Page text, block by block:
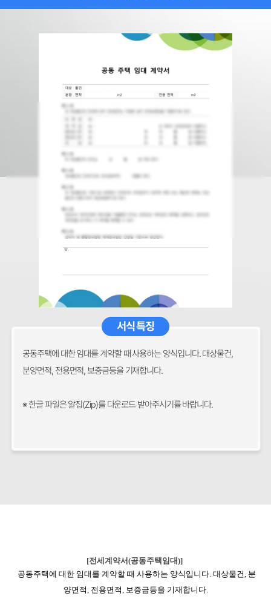
서식 특징
공동주택에 대한 임대를 계약할 때 사용하는 양식입니다. 대상물건,
분양면적, 전용면적, 보증금등을 기재합니다.
※ 한글 파일은 알집(Zip)를 다운로드 받아주시기를 바랍니다.
[전세계약서(공동주택임대)]
공동주택에 대한 임대를 계약할 때 사용하는 양식입니다. 대상물건, 분
양면적, 전용면적, 보증금등을 기재합니다.